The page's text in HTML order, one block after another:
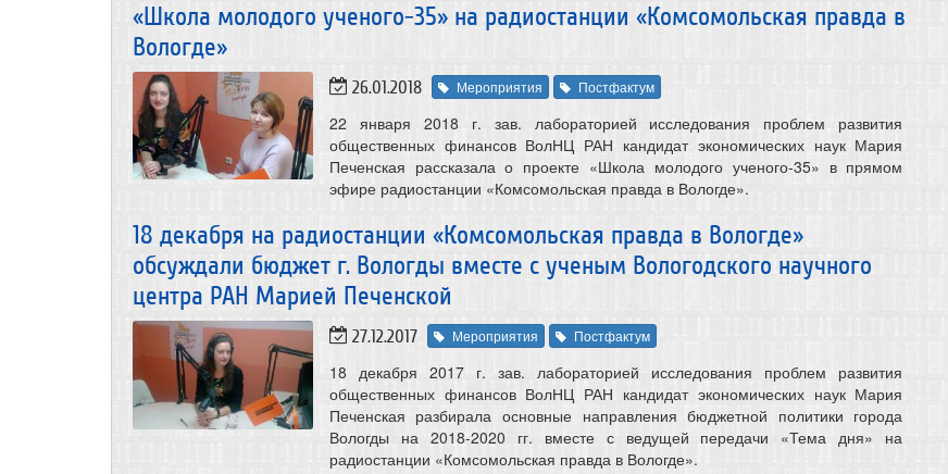
«Школа молодого ученого-35» на радиостанции «Комсомольская правда в
Вологде»
26.01.2018 Мероприятия Постфактум
22 января 2018 г. зав. лабораторией исследования проблем развития
общественных финансов ВолНЦ РАН кандидат экономических наук Мария
Печенская рассказала о проекте «Школа молодого ученого-35» в прямом
эфире радиостанции «Комсомольская правда в Вологде».
18 декабря на радиостанции «Комсомольская правда в Вологде»
обсуждали бюджет г. Вологды вместе с ученым Вологодского научного
центра РАН Марией Печенской
27.12.2017 Мероприятия Постфактум
18 декабря 2017 г. зав. лабораторией исследования проблем развития
общественных финансов ВолНЦ РАН кандидат экономических наук Мария
Печенская разбирала основные направления бюджетной политики города
Вологды на 2018-2020 гг. вместе с ведущей передачи «Тема дня» на
радиостанции «Комсомольская правда в Вологде».